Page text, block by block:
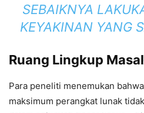
SEBAIKNYA
KEYAKINAN YANG
Ruang Lingkup
Para peneliti menemukan
maksimum perangkat lunak